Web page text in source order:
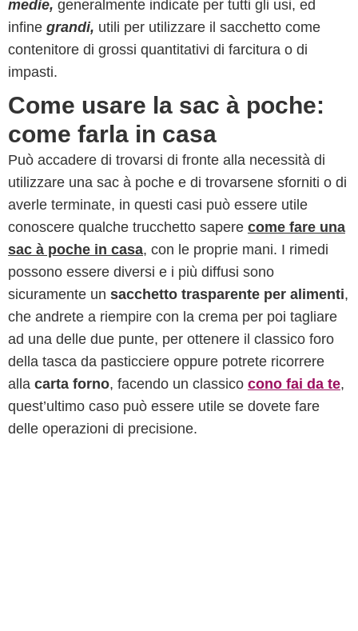
medie, generalmente indicate per tutti gli usi, ed
infine grandi, utili per utilizzare il sacchetto come
contenitore di grossi quantitativi di farcitura o di
impasti.
Come usare la sac à poche:
come farla in casa
Può accadere di trovarsi di fronte alla necessità di
utilizzare una sac à poche e di trovarsene sforniti o di
averle terminate, in questi casi può essere utile
conoscere qualche trucchetto sapere come fare una
sac à poche in casa, con le proprie mani. I rimedi
possono essere diversi e i più diffusi sono
sicuramente un sacchetto trasparente per alimenti,
che andrete a riempire con la crema per poi tagliare
ad una delle due punte, per ottenere il classico foro
della tasca da pasticciere oppure potrete ricorrere
alla carta forno, facendo un classico cono fai da te,
quest’ultimo caso può essere utile se dovete fare
delle operazioni di precisione.